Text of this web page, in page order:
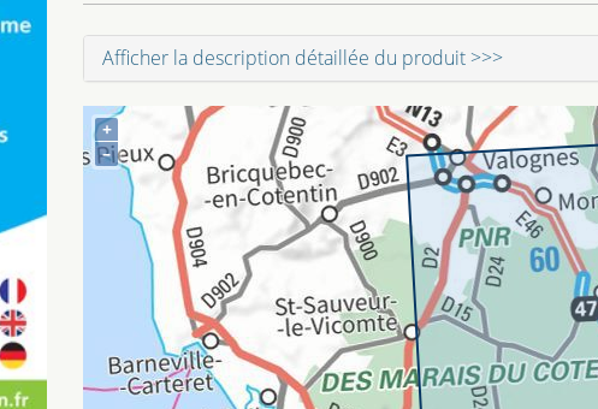
Afficher la description détaillée du produit >>>
+
–